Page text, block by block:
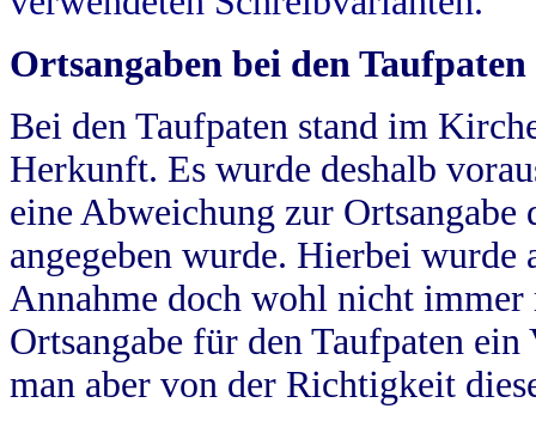
Ortsangaben bei den Taufpaten
Bei den Taufpaten stand im
Herkunft. Es wurde deshalb
eine Abweichung zur
angegeben wurde. Hierbei wurde
Annahme doch wohl nicht
Ortsangabe für den Taufpaten
man aber von der Richtigkeit